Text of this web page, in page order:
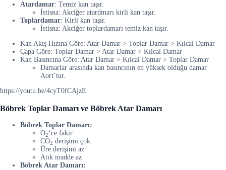
Atardamar: Temiz kan taşır.
İstisna: Akciğer atardmarı kirli kan taşır.
Toplardamar: Kirli kan taşır.
İstisna: Akciğer toplardamarı temiz kan taşır.
Kan Akış Hızına Göre: Atar Damar > Toplar Damar > Kılcal Damar
Çapa Göre: Toplar Damar > Atar Damar > Kılcal Damar
Kan Basıncına Göre: Atar Damar > Kılcal Damar > Toplar Damar
Damarlar arasında kan basıncının en yüksek olduğu damar
Aort’tur.
https://youtu.be/4cyT0fCAjzE
Böbrek Toplar Damarı ve Böbrek Atar Damarı
Böbrek Toplar Damarı:
O2‘ce fakir
CO2 derişimi çok
Üre derişimi az
Atık madde az
Böbrek Atar Damarı: